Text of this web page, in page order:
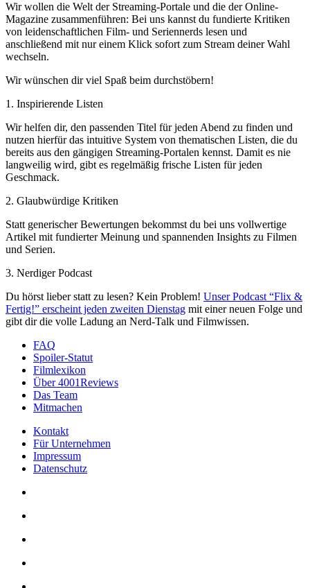
Wir wollen die Welt der Streaming-Portale und die der Online-
Magazine zusammenführen: Bei uns kannst du fundierte Kritiken
von leidenschaftlichen Film- und Seriennerds lesen und
anschließend mit nur einem Klick sofort zum Stream deiner Wahl
wechseln.
Wir wünschen dir viel Spaß beim durchstöbern!
1. Inspirierende Listen
Wir helfen dir, den passenden Titel für jeden Abend zu finden und
nutzen hierfür das intuitive System von thematischen Listen, die du
bereits aus den gängigen Streaming-Portalen kennst. Damit es nie
langweilig wird, gibt es regelmäßig frische Listen für jeden
Geschmack.
2. Glaubwürdige Kritiken
Statt generischer Bewertungen bekommst du bei uns vollwertige
Artikel mit fundierter Meinung und spannenden Insights zu Filmen
und Serien.
3. Nerdiger Podcast
Du hörst lieber statt zu lesen? Kein Problem! Unser Podcast “Flix &
Fertig!” erscheint jeden zweiten Dienstag mit einer neuen Folge und
gibt dir die volle Ladung an Nerd-Talk und Filmwissen.
FAQ
Spoiler-Statut
Filmlexikon
Über 4001Reviews
Das Team
Mitmachen
Kontakt
Für Unternehmen
Impressum
Datenschutz